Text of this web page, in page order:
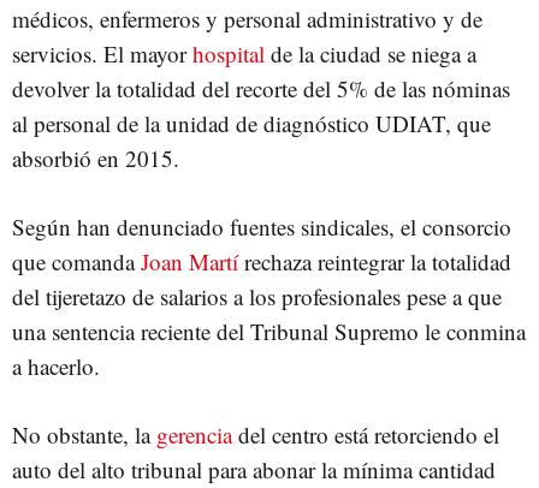
médicos, enfermeros y personal administrativo y de
servicios. El mayorhospital de la ciudad se niega a
devolver la totalidad del recorte del 5% de las nóminas
al personal de la unidad de diagnóstico UDIAT, que
absorbió en 2015.
Según han denunciado fuentes sindicales, el consorcio
que comandaJoan Martírechaza reintegrar la totalidad
del tijeretazo de salarios a los profesionales pese a que
una sentencia reciente del Tribunal Supremo le conmina
a hacerlo.
No obstante, la gerenciadel centro está retorciendo el
auto del alto tribunal para abonar la mínima cantidad